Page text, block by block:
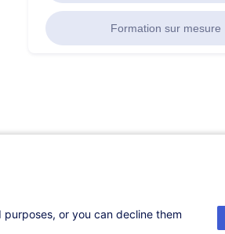
Formation sur mesure
or you can decline them